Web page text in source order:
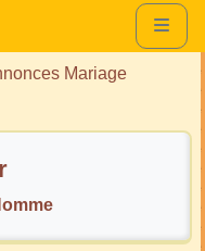
Mariage